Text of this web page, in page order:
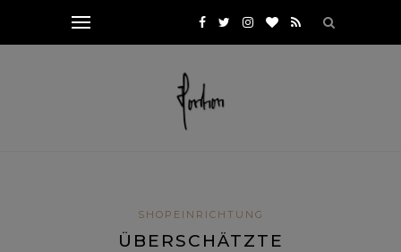
SHOPEINRICHTUNG
ÜBERSCHÄTZTE